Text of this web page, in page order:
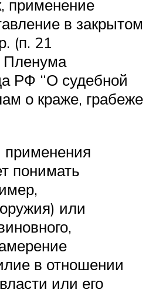
применение
в закрытом
(п. 21
Пленума
РФ “О судебной
о краже, грабеже
применения
понимать
или
в отношении
или его